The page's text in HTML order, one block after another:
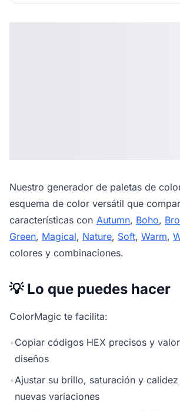
Nuestro generador de paletas de
esquema de color versátil que
características con Autumn, Boho,
Green, Magical, Nature, Soft, Warm,
colores y combinaciones.
💡 Lo que puedes hacer
ColorMagic te facilita:
•Copiar códigos HEX precisos y
diseños
•Ajustar su brillo, saturación y
nuevas variaciones